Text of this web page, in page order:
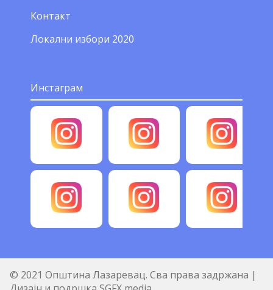
Контакт
Локални избори 2020
Инстаграм
© 2021 Општина Лазаревац. Сва права задржана |